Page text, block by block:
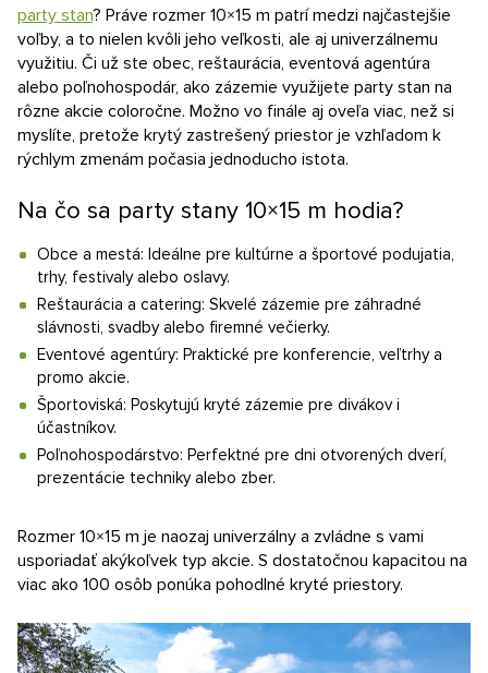
party stan? Práve rozmer 10×15 m patrí medzi najčastejšie
voľby, a to nielen kvôli jeho veľkosti, ale aj univerzálnemu
využitiu. Či už ste obec, reštaurácia, eventová agentúra
alebo poľnohospodár, ako zázemie využijete party stan na
rôzne akcie coloročne. Možno vo finále aj oveľa viac, než si
myslíte, pretože krytý zastrešený priestor je vzhľadom k
rýchlym zmenám počasia jednoducho istota.
Na čo sa party stany 10×15 m hodia?
Obce a mestá: Ideálne pre kultúrne a športové podujatia,
trhy, festivaly alebo oslavy.
Reštaurácia a catering: Skvelé zázemie pre záhradné
slávnosti, svadby alebo firemné večierky.
Eventové agentúry: Praktické pre konferencie, veľtrhy a
promo akcie.
Športoviská: Poskytujú kryté zázemie pre divákov i
účastníkov.
Poľnohospodárstvo: Perfektné pre dni otvorených dverí,
prezentácie techniky alebo zber.
Rozmer 10×15 m je naozaj univerzálny a zvládne s vami
usporiadať akýkoľvek typ akcie. S dostatočnou kapacitou na
viac ako 100 osôb ponúka pohodlné kryté priestory.